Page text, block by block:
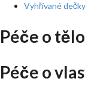
Vyhřívané dečky
Péče o tělo
Péče o